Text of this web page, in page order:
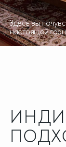
Здесь вы
настоящей